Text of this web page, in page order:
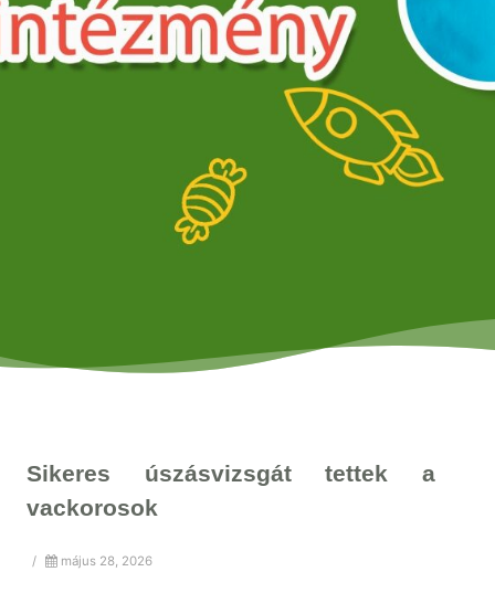
Sikeres úszásvizsgát tettek a
vackorosok
/ május 28, 2026